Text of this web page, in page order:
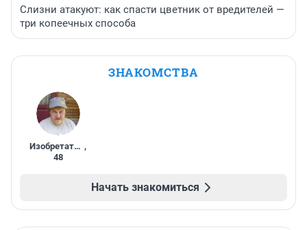
Слизни атакуют: как спасти цветник от вредителей —
три копеечных способа
ЗНАКОМСТВА
Изобретатель ,
48
Начать знакомиться